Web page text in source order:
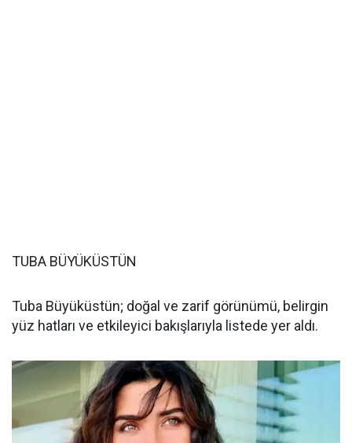
TUBA BÜYÜKÜSTÜN
Tuba Büyüküstün; doğal ve zarif görünümü, belirgin
yüz hatları ve etkileyici bakışlarıyla listede yer aldı.